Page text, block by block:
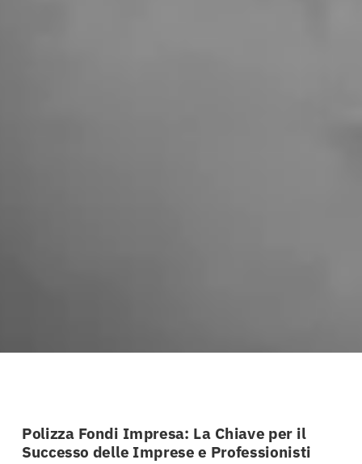
Polizza Fondi Impresa: La Chiave per il
Successo delle Imprese e Professionisti